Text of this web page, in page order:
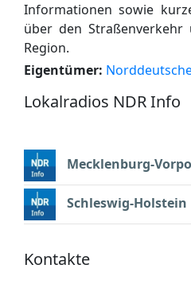
Informationen sowie
über den
Region.
Eigentümer:
Lokalradios NDR Info
Mecklenburg-
Schleswig-Holstein
Kontakte